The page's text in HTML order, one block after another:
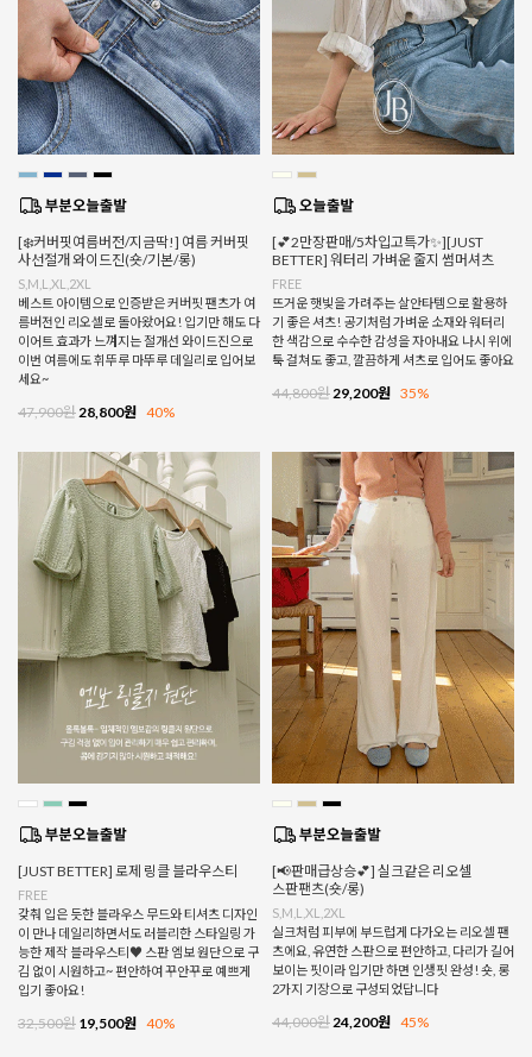
[❄️커버핏여름버전/지금딱!] 여름 커버핏
사선절개 와이드진(숏/기본/롱)
S,M,L,XL,2XL
베스트 아이템으로 인증받은 커버핏 팬츠가 여
름버전인 리오셀로 돌아왔어요! 입기만 해도 다
이어트 효과가 느껴지는 절개선 와이드진으로
이번 여름에도 휘뚜루 마뚜루 데일리로 입어보
세요~
47,900원 28,800원 40%
[💕2만장판매/5차입고특가✨][JUST
BETTER] 워터리 가벼운 줄지 썸머셔츠
FREE
뜨거운 햇빛을 가려주는 살안타템으로 활용하
기 좋은 셔츠! 공기처럼 가벼운 소재와 워터리
한 색감으로 수수한 감성을 자아내요 나시 위에
툭 걸쳐도 좋고, 깔끔하게 셔츠로 입어도 좋아요
44,800원 29,200원 35%
[JUST BETTER] 로제 링클 블라우스티
FREE
갖춰 입은 듯한 블라우스 무드와 티셔츠 디자인
이 만나 데일리하면서도 러블리한 스타일링 가
능한 제작 블라우스티♥ 스판 엠보 원단으로 구
김 없이 시원하고~ 편안하여 꾸안꾸로 예쁘게
입기 좋아요!
32,500원 19,500원 40%
[📢판매급상승💕] 실크같은 리오셀
스판팬츠(숏/롱)
S,M,L,XL,2XL
실크처럼 피부에 부드럽게 다가오는 리오셀 팬
츠에요, 유연한 스판으로 편안하고, 다리가 길어
보이는 핏이라 입기만 하면 인생핏 완성! 숏, 롱
2가지 기장으로 구성되었답니다
44,000원 24,200원 45%